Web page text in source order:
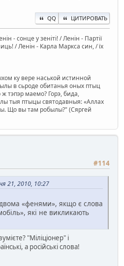
QQ ЦИТИРОВАТЬ
- сонце у зеніті! / Ленін - Партії
/ Ленін - Карла Маркса син, / їх
ку вере наськой истинной
в сьроде обитанья оных птыц
тэпэр маемо? Горэ, бида,
тыя птыцы святодавныя: «Аллах
Що вы там робылы?" (Сяргей
#114
21, 2010, 10:27
«фенями», якщо є слова
які не викликають
"Міліціонер" і
а російські слова!